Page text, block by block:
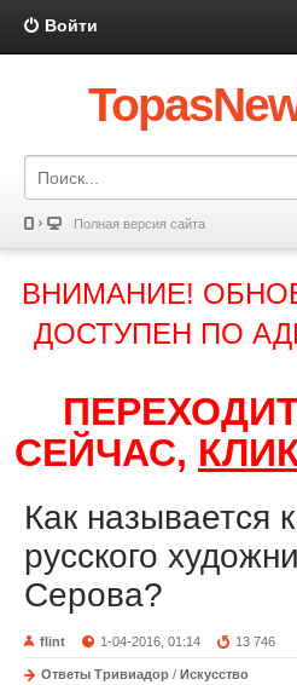
Войти
Полная версия сайта
ВНИМАНИЕ!
ДОСТУПЕН ПО
СЕЙЧАС,
Как называется
русского
Серова?
flint 1-04-2016, 01:14 13 746
Ответы Тривиадор / Искусство